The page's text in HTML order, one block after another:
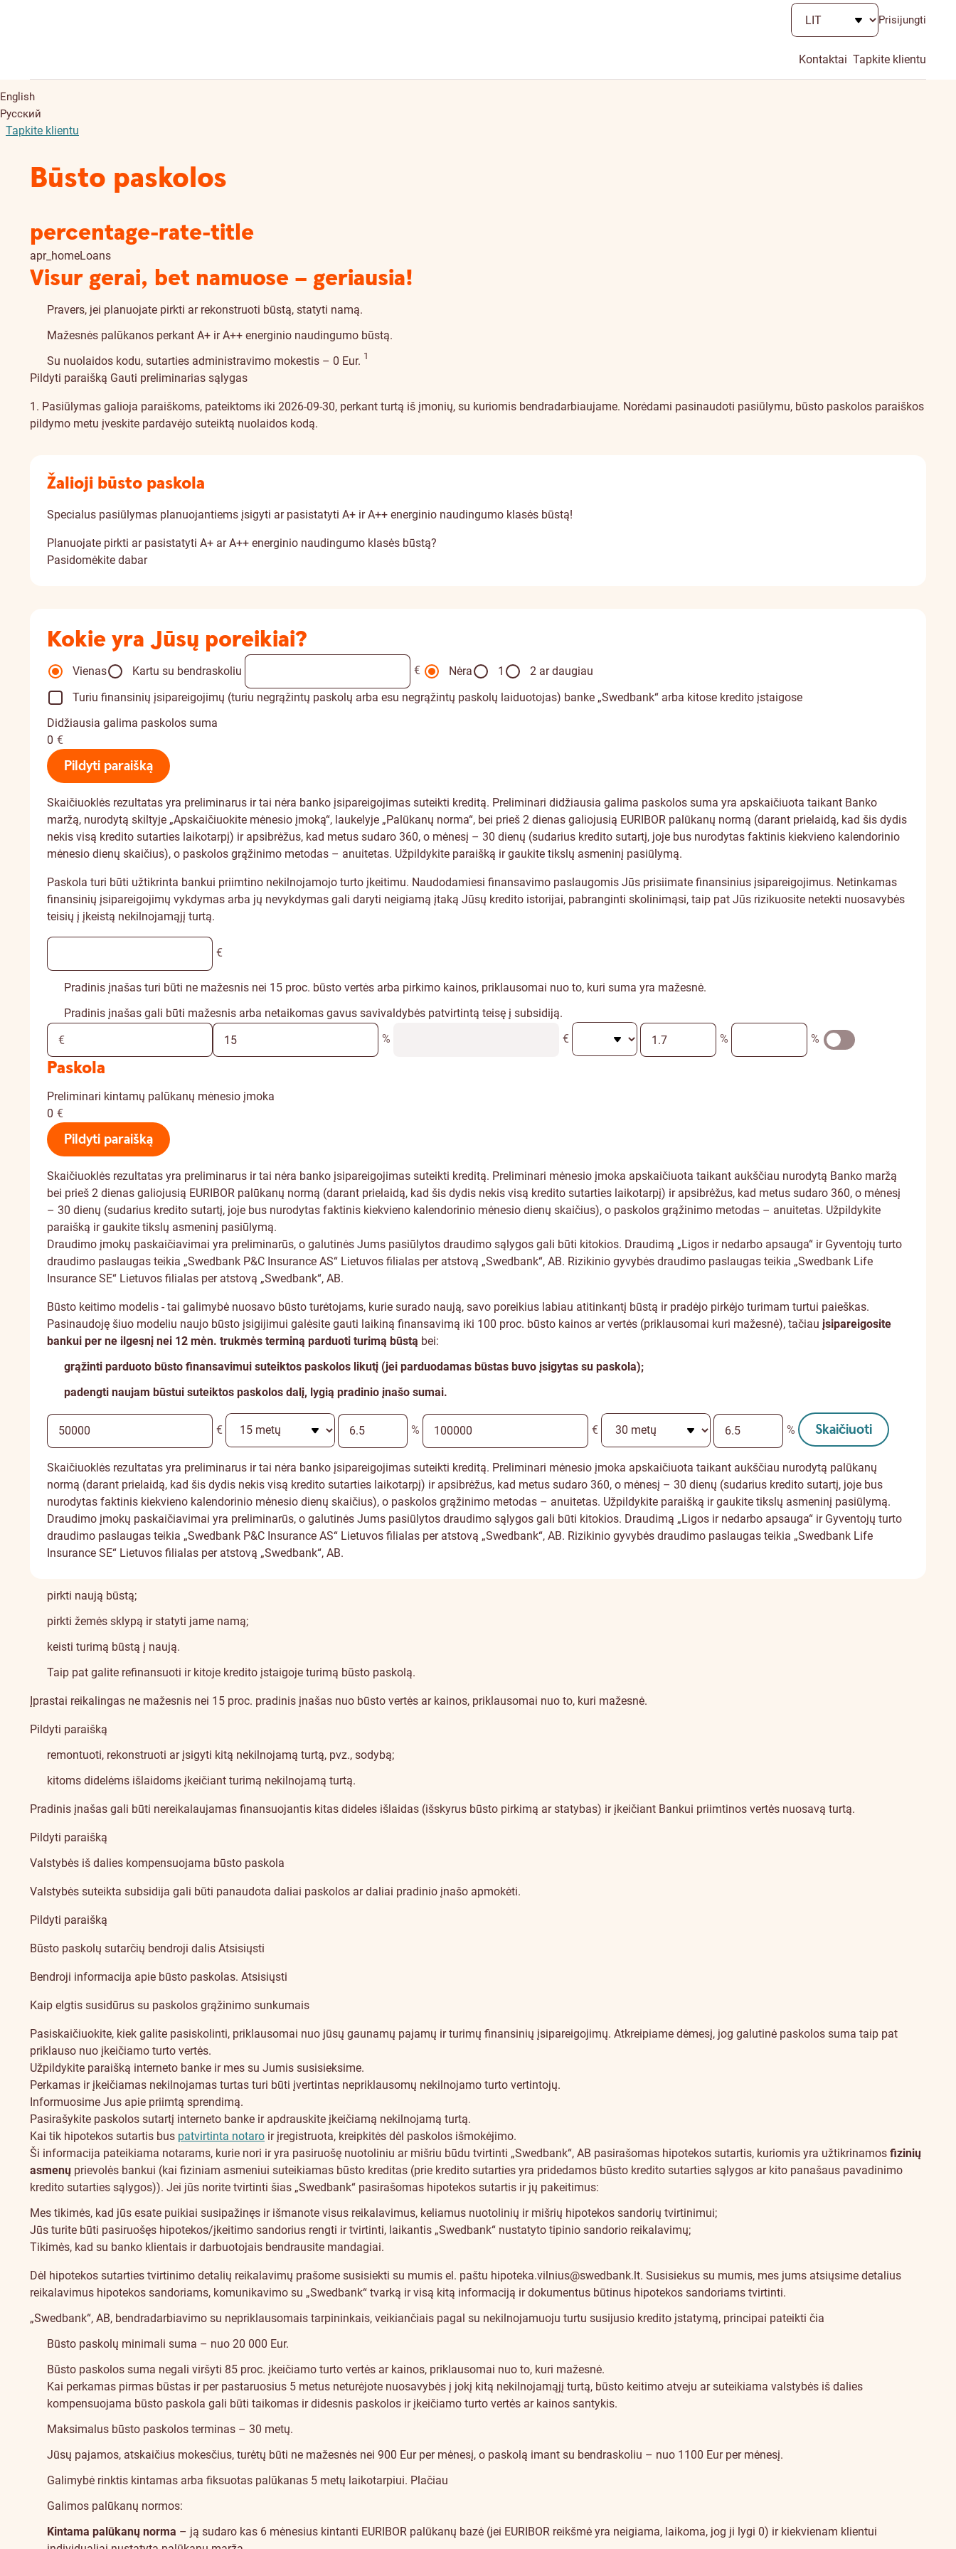
Prisijungti
Kontaktai Tapkite klientu
English
Русский
Tapkite klientu
Būsto paskolos
percentage-rate-title
apr_homeLoans
Visur gerai, bet namuose – geriausia!
Pravers, jei planuojate pirkti ar rekonstruoti būstą, statyti namą.
Mažesnės palūkanos perkant A+ ir A++ energinio naudingumo būstą.
Su nuolaidos kodu, sutarties administravimo mokestis – 0 Eur. 1
Pildyti paraišką Gauti preliminarias sąlygas
1. Pasiūlymas galioja paraiškoms, pateiktoms iki 2026-09-30, perkant turtą iš įmonių, su kuriomis bendradarbiaujame. Norėdami pasinaudoti pasiūlymu, būsto paskolos paraiškos
pildymo metu įveskite pardavėjo suteiktą nuolaidos kodą.
Žalioji būsto paskola
Specialus pasiūlymas planuojantiems įsigyti ar pasistatyti A+ ir A++ energinio naudingumo klasės būstą!
Planuojate pirkti ar pasistatyti A+ ar A++ energinio naudingumo klasės būstą?
Pasidomėkite dabar
Kokie yra Jūsų poreikiai?
Vienas Kartu su bendraskoliu € Nėra 1
2 ar daugiau
Turiu finansinių įsipareigojimų (turiu negrąžintų paskolų arba esu negrąžintų paskolų laiduotojas) banke „Swedbank“ arba kitose kredito įstaigose
Didžiausia galima paskolos suma
0 €
Pildyti paraišką
Skaičiuoklės rezultatas yra preliminarus ir tai nėra banko įsipareigojimas suteikti kreditą. Preliminari didžiausia galima paskolos suma yra apskaičiuota taikant Banko
maržą, nurodytą skiltyje „Apskaičiuokite mėnesio įmoką“, laukelyje „Palūkanų norma“, bei prieš 2 dienas galiojusią EURIBOR palūkanų normą (darant prielaidą, kad šis dydis
nekis visą kredito sutarties laikotarpį) ir apsibrėžus, kad metus sudaro 360, o mėnesį – 30 dienų (sudarius kredito sutartį, joje bus nurodytas faktinis kiekvieno kalendorinio
mėnesio dienų skaičius), o paskolos grąžinimo metodas – anuitetas. Užpildykite paraišką ir gaukite tikslų asmeninį pasiūlymą.
Paskola turi būti užtikrinta bankui priimtino nekilnojamojo turto įkeitimu. Naudodamiesi finansavimo paslaugomis Jūs prisiimate finansinius įsipareigojimus. Netinkamas
finansinių įsipareigojimų vykdymas arba jų nevykdymas gali daryti neigiamą įtaką Jūsų kredito istorijai, pabranginti skolinimąsi, taip pat Jūs rizikuosite netekti nuosavybės
teisių į įkeistą nekilnojamąjį turtą.
€
Pradinis įnašas turi būti ne mažesnis nei 15 proc. būsto vertės arba pirkimo kainos, priklausomai nuo to, kuri suma yra mažesnė.
Pradinis įnašas gali būti mažesnis arba netaikomas gavus savivaldybės patvirtintą teisę į subsidiją.
%
€ % %
Paskola
Preliminari kintamų palūkanų mėnesio įmoka
0 €
Pildyti paraišką
Skaičiuoklės rezultatas yra preliminarus ir tai nėra banko įsipareigojimas suteikti kreditą. Preliminari mėnesio įmoka apskaičiuota taikant aukščiau nurodytą Banko maržą
bei prieš 2 dienas galiojusią EURIBOR palūkanų normą (darant prielaidą, kad šis dydis nekis visą kredito sutarties laikotarpį) ir apsibrėžus, kad metus sudaro 360, o mėnesį
– 30 dienų (sudarius kredito sutartį, joje bus nurodytas faktinis kiekvieno kalendorinio mėnesio dienų skaičius), o paskolos grąžinimo metodas – anuitetas. Užpildykite
paraišką ir gaukite tikslų asmeninį pasiūlymą.
Draudimo įmokų paskaičiavimai yra preliminarūs, o galutinės Jums pasiūlytos draudimo sąlygos gali būti kitokios. Draudimą „Ligos ir nedarbo apsauga“ ir Gyventojų turto
draudimo paslaugas teikia „Swedbank P&C Insurance AS“ Lietuvos filialas per atstovą „Swedbank“, AB. Rizikinio gyvybės draudimo paslaugas teikia „Swedbank Life
Insurance SE“ Lietuvos filialas per atstovą „Swedbank“, AB.
Būsto keitimo modelis - tai galimybė nuosavo būsto turėtojams, kurie surado naują, savo poreikius labiau atitinkantį būstą ir pradėjo pirkėjo turimam turtui paieškas.
Pasinaudoję šiuo modeliu naujo būsto įsigijimui galėsite gauti laikiną finansavimą iki 100 proc. būsto kainos ar vertės (priklausomai kuri mažesnė), tačiau įsipareigosite
bankui per ne ilgesnį nei 12 mėn. trukmės terminą parduoti turimą būstą bei:
grąžinti parduoto būsto finansavimui suteiktos paskolos likutį (jei parduodamas būstas buvo įsigytas su paskola);
padengti naujam būstui suteiktos paskolos dalį, lygią pradinio įnašo sumai.
€ % € % Skaičiuoti
Skaičiuoklės rezultatas yra preliminarus ir tai nėra banko įsipareigojimas suteikti kreditą. Preliminari mėnesio įmoka apskaičiuota taikant aukščiau nurodytą palūkanų
normą (darant prielaidą, kad šis dydis nekis visą kredito sutarties laikotarpį) ir apsibrėžus, kad metus sudaro 360, o mėnesį – 30 dienų (sudarius kredito sutartį, joje bus
nurodytas faktinis kiekvieno kalendorinio mėnesio dienų skaičius), o paskolos grąžinimo metodas – anuitetas. Užpildykite paraišką ir gaukite tikslų asmeninį pasiūlymą.
Draudimo įmokų paskaičiavimai yra preliminarūs, o galutinės Jums pasiūlytos draudimo sąlygos gali būti kitokios. Draudimą „Ligos ir nedarbo apsauga“ ir Gyventojų turto
draudimo paslaugas teikia „Swedbank P&C Insurance AS“ Lietuvos filialas per atstovą „Swedbank“, AB. Rizikinio gyvybės draudimo paslaugas teikia „Swedbank Life
Insurance SE“ Lietuvos filialas per atstovą „Swedbank“, AB.
pirkti naują būstą;
pirkti žemės sklypą ir statyti jame namą;
keisti turimą būstą į naują.
Taip pat galite refinansuoti ir kitoje kredito įstaigoje turimą būsto paskolą.
Įprastai reikalingas ne mažesnis nei 15 proc. pradinis įnašas nuo būsto vertės ar kainos, priklausomai nuo to, kuri mažesnė.
Pildyti paraišką
remontuoti, rekonstruoti ar įsigyti kitą nekilnojamą turtą, pvz., sodybą;
kitoms didelėms išlaidoms įkeičiant turimą nekilnojamą turtą.
Pradinis įnašas gali būti nereikalaujamas finansuojantis kitas dideles išlaidas (išskyrus būsto pirkimą ar statybas) ir įkeičiant Bankui priimtinos vertės nuosavą turtą.
Pildyti paraišką
Valstybės iš dalies kompensuojama būsto paskola
Valstybės suteikta subsidija gali būti panaudota daliai paskolos ar daliai pradinio įnašo apmokėti.
Pildyti paraišką
Būsto paskolų sutarčių bendroji dalis Atsisiųsti
Bendroji informacija apie būsto paskolas. Atsisiųsti
Kaip elgtis susidūrus su paskolos grąžinimo sunkumais
Pasiskaičiuokite, kiek galite pasiskolinti, priklausomai nuo jūsų gaunamų pajamų ir turimų finansinių įsipareigojimų. Atkreipiame dėmesį, jog galutinė paskolos suma taip pat
priklauso nuo įkeičiamo turto vertės.
Užpildykite paraišką interneto banke ir mes su Jumis susisieksime.
Perkamas ir įkeičiamas nekilnojamas turtas turi būti įvertintas nepriklausomų nekilnojamo turto vertintojų.
Informuosime Jus apie priimtą sprendimą.
Pasirašykite paskolos sutartį interneto banke ir apdrauskite įkeičiamą nekilnojamą turtą.
Kai tik hipotekos sutartis bus patvirtinta notaro ir įregistruota, kreipkitės dėl paskolos išmokėjimo.
Ši informacija pateikiama notarams, kurie nori ir yra pasiruošę nuotoliniu ar mišriu būdu tvirtinti „Swedbank“, AB pasirašomas hipotekos sutartis, kuriomis yra užtikrinamos fizinių
asmenų prievolės bankui (kai fiziniam asmeniui suteikiamas būsto kreditas (prie kredito sutarties yra pridedamos būsto kredito sutarties sąlygos ar kito panašaus pavadinimo
kredito sutarties sąlygos)). Jei jūs norite tvirtinti šias „Swedbank“ pasirašomas hipotekos sutartis ir jų pakeitimus:
Mes tikimės, kad jūs esate puikiai susipažinęs ir išmanote visus reikalavimus, keliamus nuotolinių ir mišrių hipotekos sandorių tvirtinimui;
Jūs turite būti pasiruošęs hipotekos/įkeitimo sandorius rengti ir tvirtinti, laikantis „Swedbank“ nustatyto tipinio sandorio reikalavimų;
Tikimės, kad su banko klientais ir darbuotojais bendrausite mandagiai.
Dėl hipotekos sutarties tvirtinimo detalių reikalavimų prašome susisiekti su mumis el. paštu hipoteka.vilnius@swedbank.lt. Susisiekus su mumis, mes jums atsiųsime detalius
reikalavimus hipotekos sandoriams, komunikavimo su „Swedbank“ tvarką ir visą kitą informaciją ir dokumentus būtinus hipotekos sandoriams tvirtinti.
„Swedbank“, AB, bendradarbiavimo su nepriklausomais tarpininkais, veikiančiais pagal su nekilnojamuoju turtu susijusio kredito įstatymą, principai pateikti čia
Būsto paskolų minimali suma – nuo 20 000 Eur.
Būsto paskolos suma negali viršyti 85 proc. įkeičiamo turto vertės ar kainos, priklausomai nuo to, kuri mažesnė.
Kai perkamas pirmas būstas ir per pastaruosius 5 metus neturėjote nuosavybės į jokį kitą nekilnojamąjį turtą, būsto keitimo atveju ar suteikiama valstybės iš dalies
kompensuojama būsto paskola gali būti taikomas ir didesnis paskolos ir įkeičiamo turto vertės ar kainos santykis.
Maksimalus būsto paskolos terminas – 30 metų.
Jūsų pajamos, atskaičius mokesčius, turėtų būti ne mažesnės nei 900 Eur per mėnesį, o paskolą imant su bendraskoliu – nuo 1100 Eur per mėnesį.
Galimybė rinktis kintamas arba fiksuotas palūkanas 5 metų laikotarpiui. Plačiau
Galimos palūkanų normos:
Kintama palūkanų norma – ją sudaro kas 6 mėnesius kintanti EURIBOR palūkanų bazė (jei EURIBOR reikšmė yra neigiama, laikoma, jog ji lygi 0) ir kiekvienam klientui